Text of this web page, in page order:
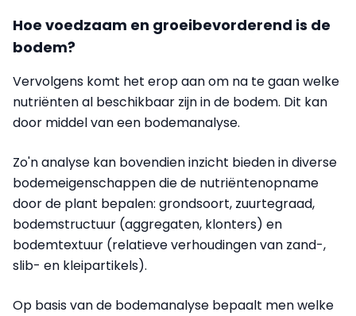
Hoe voedzaam en groeibevorderend is de
bodem?
Vervolgens komt het erop aan om na te gaan welke
nutriënten al beschikbaar zijn in de bodem. Dit kan
door middel van een bodemanalyse.
Zo'n analyse kan bovendien inzicht bieden in diverse
bodemeigenschappen die de nutriëntenopname
door de plant bepalen: grondsoort, zuurtegraad,
bodemstructuur (aggregaten, klonters) en
bodemtextuur (relatieve verhoudingen van zand-,
slib- en kleipartikels).
Op basis van de bodemanalyse bepaalt men welke